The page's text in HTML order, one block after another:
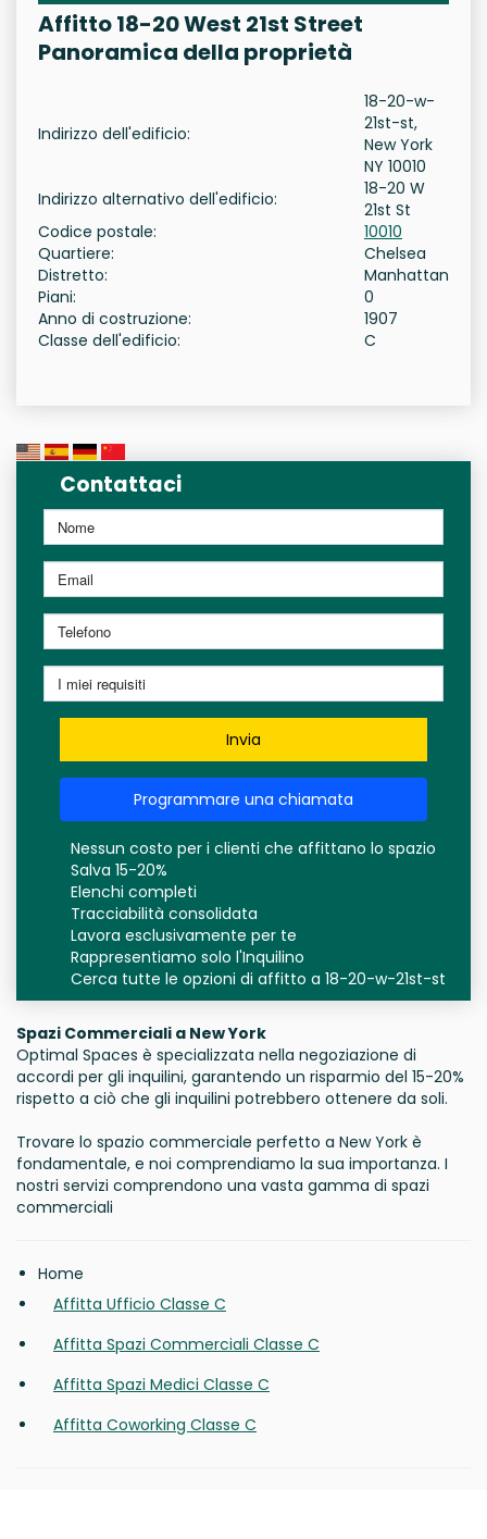
Affitto 18-20 West 21st Street
Panoramica della proprietà
Indirizzo dell'edificio:
18-20-w-
21st-st,
New York
NY 10010
Indirizzo alternativo dell'edificio:
18-20 W
21st St
Codice postale:
10010
Quartiere:
Chelsea
Distretto:
Manhattan
Piani:
0
Anno di costruzione:
1907
Classe dell'edificio:
C
Contattaci
Invia
Programmare una chiamata
Nessun costo per i clienti che affittano lo spazio
Salva 15-20%
Elenchi completi
Tracciabilità consolidata
Lavora esclusivamente per te
Rappresentiamo solo l'Inquilino
Cerca tutte le opzioni di affitto a 18-20-w-21st-st
Spazi Commerciali a New York
Optimal Spaces è specializzata nella negoziazione di
accordi per gli inquilini, garantendo un risparmio del 15-20%
rispetto a ciò che gli inquilini potrebbero ottenere da soli.
Trovare lo spazio commerciale perfetto a New York è
fondamentale, e noi comprendiamo la sua importanza. I
nostri servizi comprendono una vasta gamma di spazi
commerciali
Home
Affitta Ufficio Classe C
Affitta Spazi Commerciali Classe C
Affitta Spazi Medici Classe C
Affitta Coworking Classe C